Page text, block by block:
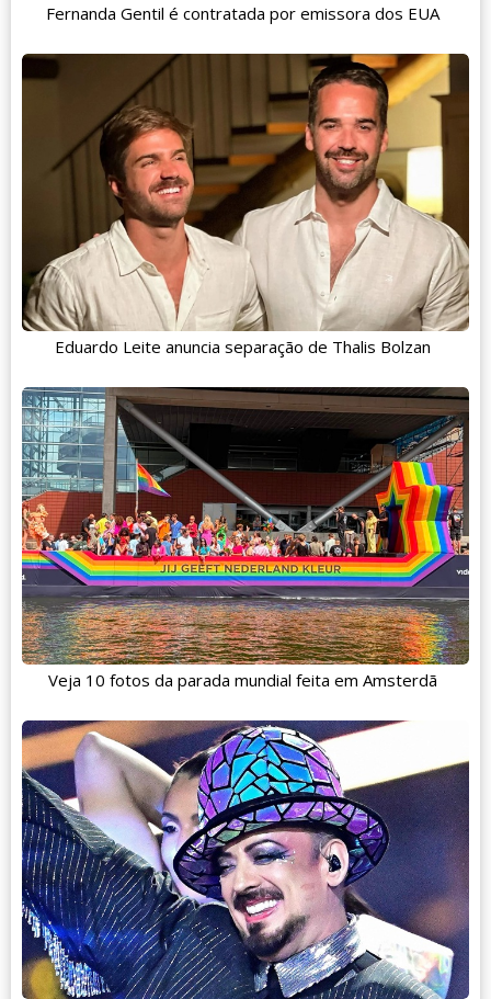
Fernanda Gentil é contratada por emissora dos EUA
Eduardo Leite anuncia separação de Thalis Bolzan
Veja 10 fotos da parada mundial feita em Amsterdã